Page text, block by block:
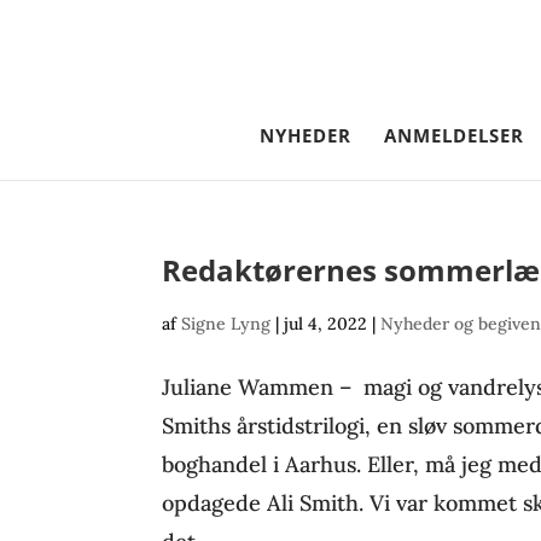
NYHEDER ANMELDELSER
Redaktørernes
afSigne Lyng |jul 4, 2022 |Nyheder og
Juliane Wammen – magi og
Smiths årstidstrilogi, en sløv
boghandel i Aarhus. Eller, må jeg
opdagede Ali Smith. Vi var kommet